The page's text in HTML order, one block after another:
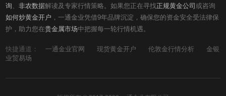
询 、非农数据解读及专家行情策略。如果您正在寻找正规黄金公司或咨询
如何炒黄金开户 ，一通金业凭借9年品牌沉淀，确保您的资金安全受法律保
护，助力您在贵金属市场中把握每一轮行情机遇。
快捷通道： 一通金业官网 现货黄金开户 伦敦金行情分析
金银
业贸易场